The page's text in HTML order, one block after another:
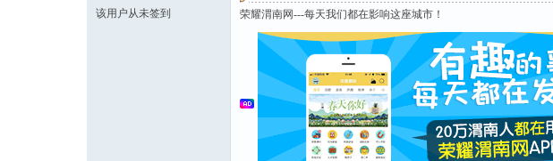
该用户从未签到 荣耀渭南网---每天我们都在影响这座城市！